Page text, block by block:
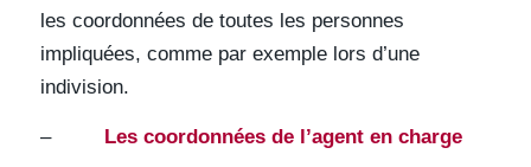
les coordonnées de toutes les personnes
impliquées, comme par exemple lors d’une
indivision.
– Les coordonnées de l’agent en charge